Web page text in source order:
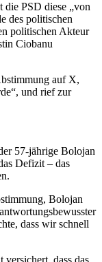
die PSD diese „von
des politischen
politischen Akteur
Ciobanu
auf X,
und rief zur
57-jährige Bolojan
Defizit – das
Bolojan
dass wir schnell